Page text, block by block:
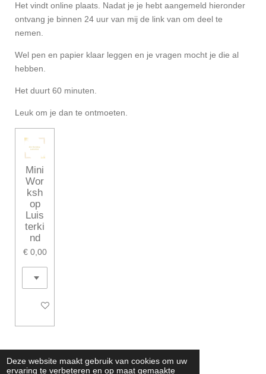
Deze website maakt gebruik van cookies om uw
ervaring te verbeteren en op maat gemaakte
Het vindt online plaats. Nadat je je hebt aangemeld hieronder
ontvang je binnen 24 uur van mij de link van om deel te
nemen.
Wel pen en papier klaar leggen en je vragen mocht je die al
hebben.
Het duurt 60 minuten.
Leuk om je dan te ontmoeten.
Mini
Wor
ksh
op
Luis
terki
nd
€ 0,00
In winkelwagen
© 2024 - 2026 Janine Visser